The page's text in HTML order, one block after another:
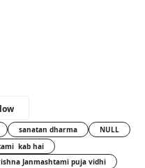
sanatan dharma
NULL
kab hai
Janmashtami puja vidhi